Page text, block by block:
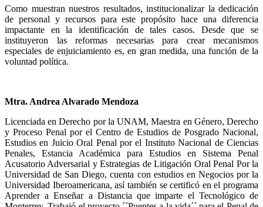
Como muestran nuestros resultados, institucionalizar la dedicación
de personal y recursos para este propósito hace una diferencia
impactante en la identificación de tales casos. Desde que se
instituyeron las reformas necesarias para crear mecanismos
especiales de enjuiciamiento es, en gran medida, una función de la
voluntad política.
Mtra. Andrea Alvarado Mendoza
Licenciada en Derecho por la UNAM, Maestra en Género, Derecho
y Proceso Penal por el Centro de Estudios de Posgrado Nacional,
Estudios en Juicio Oral Penal por el Instituto Nacional de Ciencias
Penales, Estancia Académica para Estudios en Sistema Penal
Acusatorio Adversarial y Estrategias de Litigación Oral Penal Por la
Universidad de San Diego, cuenta con estudios en Negocios por la
Universidad Iberoamericana, así también se certificó en el programa
Aprender a Enseñar a Distancia que imparte el Tecnológico de